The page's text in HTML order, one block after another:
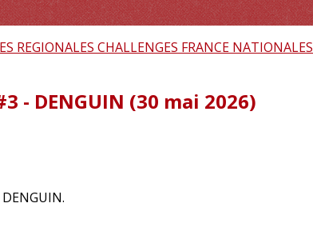
REGIONALES CHALLENGES FRANCE NATIONALES
- DENGUIN (30 mai 2026)